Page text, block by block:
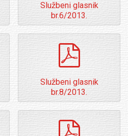
Službeni glasnik
br.6/2013.
Službeni glasnik
br.8/2013.